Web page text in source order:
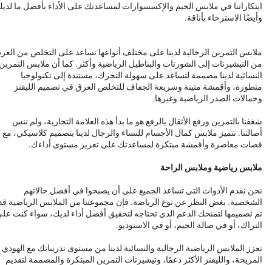
ابتكاراتنا في ملابس الجيم والإكسسوارات لمساعدتك على الأداء بأفضل ما
وأيضًا الاسترخاء بأناقة.
ملابس التمرين الرجالية لدينا على مختلف أنواعها تساعد على التخلص من
من التيشيرتات إلى الشورتات والبناطيل الرياضية وأكثر. كما أن ملابس
النسائية لدينا مصممة لتساعد على سهولة التحرك، مستندة إلى تكنولوجيا
متطورة، وأقمشة متينة وسريعة الجفاف للتخلص العرق في تصميم الليقنز
وحمالات الصدر الرياضية وغيرها.
شغفنا بالتمرين ورفع الأثقال بالرفع هو ما بدأ هذه العلامة التجارية، ولم ننس
أصالتنا. تتميز ملابس كمال الأجسام للنساء والرجال لدينا بتصميم كلاسيكي، مع
قصات معاصرة وأقمشة مبتكرة لمساعدتك على تعزيز مستوى أداءك.
ملابس رياضية وملابس الراحة
نحن نقدم الأدوات التي تساعد الجميع على أن يصبحوا في أفضل حالاتهم
الشخصية. بغض النظر عن نوع الرياضة. فإن مجموعتنا من الملابس الرياضية
تم تصميمها لتمنحك الدعم الذي تحتاجه لتحقيق أفضل أداء لديك، سواء كنت
التراك، أو في صالة الجيم، أو في الاستوديو.
تعزز الملابس الرياضية الرجالية والنسائية لدينا من مستوى تدريباتك مع الهودي
المريحة، والليقنز الأكثر دعمًا، وتيشيرتات التمرين المبتكرة والمصممة لتقديم